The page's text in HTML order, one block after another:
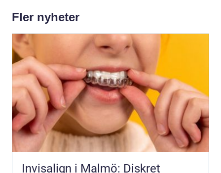
Fler nyheter
Invisalign i Malmö: Diskret